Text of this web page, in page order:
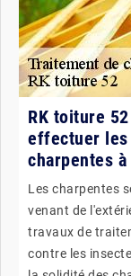
RK toiture
effectuer les
charpentes
Les charpentes
venant de
travaux de
contre les